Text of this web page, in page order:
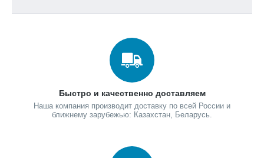
Быстро и качественно доставляем
Наша компания производит доставку по всей России и
ближнему зарубежью: Казахстан, Беларусь.